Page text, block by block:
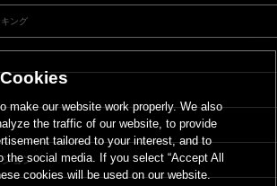
ング
ョン
make our website work properly. We also
the traffic of our website, to provide
tailored to your interest, and to
the social media. If you select “Accept All
cookies will be used on our website.